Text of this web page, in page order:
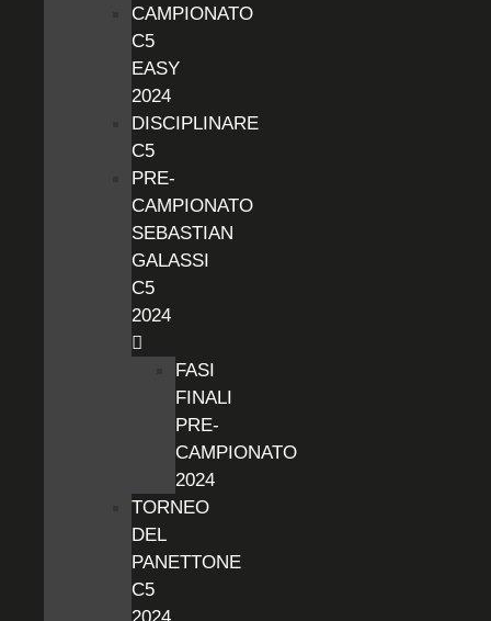
CAMPIONATO
C5
EASY
2024
DISCIPLINARE
C5
PRE-
CAMPIONATO
SEBASTIAN
GALASSI
C5
2024
FASI
FINALI
PRE-
CAMPIONATO
2024
TORNEO
DEL
PANETTONE
C5